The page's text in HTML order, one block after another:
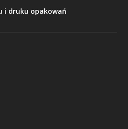
i druku opakowań